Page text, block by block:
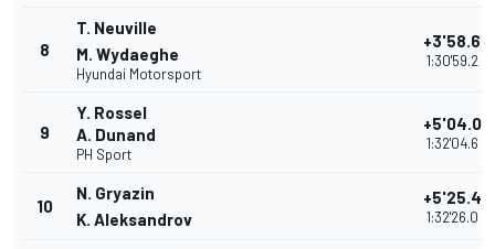
8
T. Neuville
M. Wydaeghe
Hyundai Motorsport
+3'58.6
1:30'59.2
9
Y. Rossel
A. Dunand
PH Sport
+5'04.0
1:32'04.6
10
N. Gryazin
K. Aleksandrov
+5'25.4
1:32'26.0